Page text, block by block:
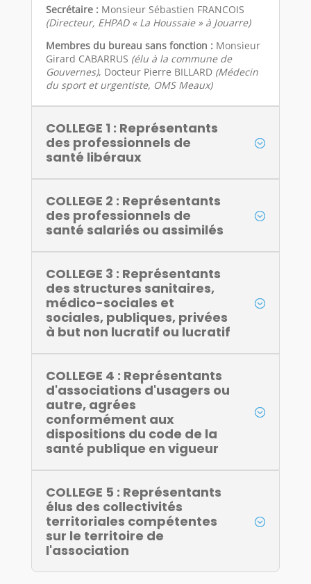
Secrétaire : Monsieur Sébastien FRANCOIS
(Directeur, EHPAD « La Houssaie » à Jouarre)
Membres du bureau sans fonction : Monsieur
Girard CABARRUS (élu à la commune de
Gouvernes), Docteur Pierre BILLARD (Médecin
du sport et urgentiste, OMS Meaux)
COLLEGE 1 : Représentants
des professionnels de
santé libéraux
COLLEGE 2 : Représentants
des professionnels de
santé salariés ou assimilés
COLLEGE 3 : Représentants
des structures sanitaires,
médico-sociales et
sociales, publiques, privées
à but non lucratif ou lucratif
COLLEGE 4 : Représentants
d'associations d'usagers ou
autre, agrées
conformément aux
dispositions du code de la
santé publique en vigueur
COLLEGE 5 : Représentants
élus des collectivités
territoriales compétentes
sur le territoire de
l'association